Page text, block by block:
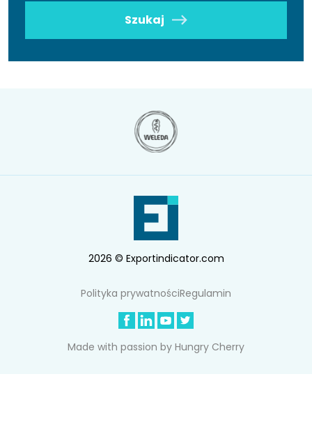
Szukaj
2026 © Exportindicator.com
Polityka prywatnościRegulamin
Made with passion by Hungry Cherry